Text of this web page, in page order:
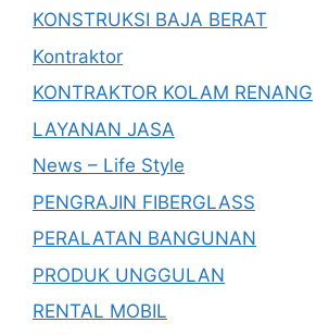
KONSTRUKSI BAJA BERAT
Kontraktor
KONTRAKTOR KOLAM RENANG
LAYANAN JASA
News – Life Style
PENGRAJIN FIBERGLASS
PERALATAN BANGUNAN
PRODUK UNGGULAN
RENTAL MOBIL